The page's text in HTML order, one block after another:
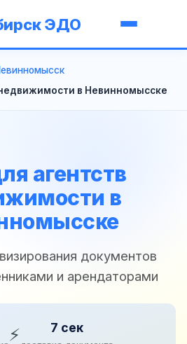
ЭДО
в Невинномысске
агентств
в
документов
и арендаторами
⚡ 7 сек